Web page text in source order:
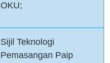
OKU;
Sijil Teknologi
Pemasangan Paip